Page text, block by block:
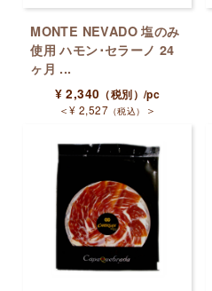
MONTE NEVADO 塩のみ
使用 ハモン･セラーノ 24
ヶ月 ...
¥ 2,340 （税別）/pc
＜¥ 2,527 （税込） ＞